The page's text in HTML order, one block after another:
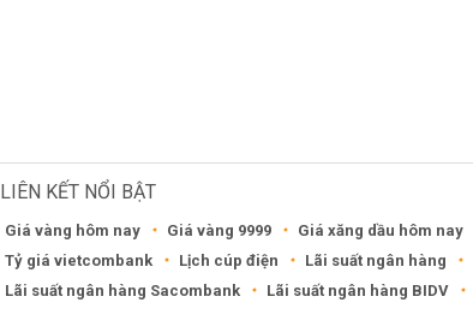
LIÊN KẾT NỔI BẬT
Giá vàng hôm nay Giá vàng 9999 Giá xăng dầu hôm nay
Tỷ giá vietcombank
Lịch cúp điện Lãi suất ngân hàng
Lãi suất ngân hàng Sacombank
Lãi suất ngân hàng BIDV